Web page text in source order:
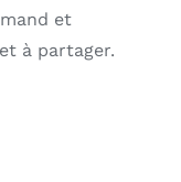
et
à partager.